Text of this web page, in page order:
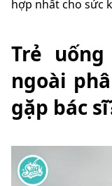
hợp nhất cho sức
Trẻ
ngoài
gặp bác